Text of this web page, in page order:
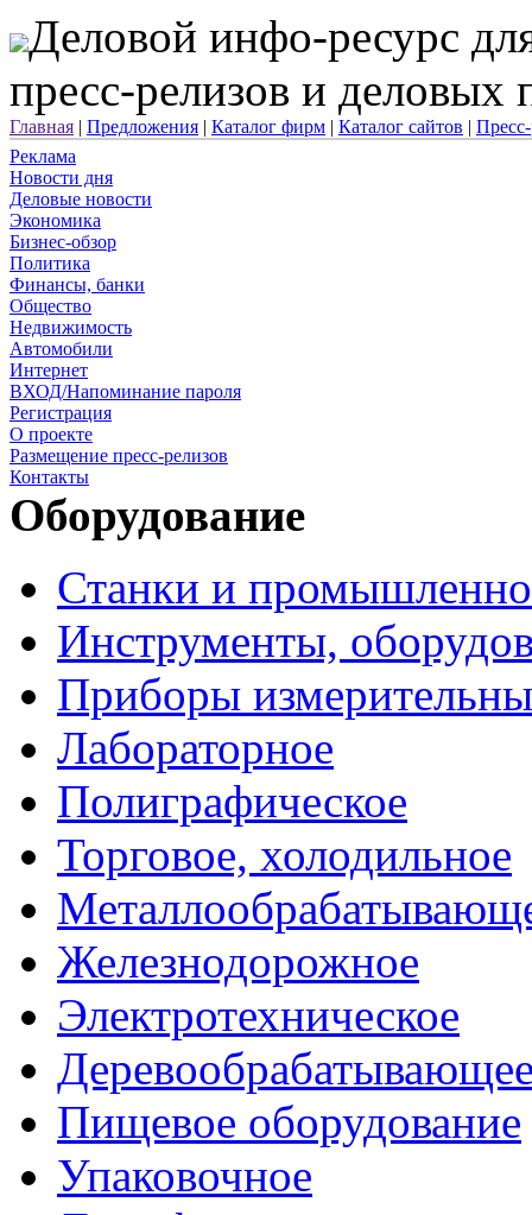
Деловой инфо-ресурс
пресс-релизов и деловых
Главная | Предложения | Каталог фирм | Каталог сайтов |
Реклама
Новости дня
Деловые новости
Экономика
Бизнес-обзор
Политика
Финансы, банки
Общество
Недвижимость
Автомобили
Интернет
ВХОД/Напоминание пароля
Регистрация
О проекте
Размещение пресс-релизов
Контакты
Оборудование
Станки и
Инструменты,
Приборы
Лабораторное
Полиграфическое
Торговое, холодильное
Железнодорожное
Электротехническое
Пищевое оборудование
Упаковочное